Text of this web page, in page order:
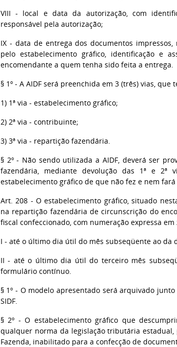
VIII - local e data da autorização, com
responsável pela autorização;
IX - data de entrega dos documentos
pelo estabelecimento gráfico, identificação e
encomendante a quem tenha sido feita a entrega.
§ 1º - A AIDF será preenchida em 3 (três) vias,
1) 1ª via - estabelecimento gráfico;
2) 2ª via - contribuinte;
3) 3ª via - repartição fazendária.
§ 2º - Não sendo utilizada a AIDF, deverá ser
fazendária, mediante devolução das 1ª e 2ª
estabelecimento gráfico de que não fez e nem
Art. 208 - O estabelecimento gráfico, situado
na repartição fazendária de circunscrição do
fiscal confeccionado, com numeração expressa
I - até o último dia útil do mês subseqüente ao da
II - até o último dia útil do terceiro mês
formulário contínuo.
§ 1º - O modelo apresentado será arquivado
SIDF.
§ 2º - O estabelecimento gráfico que
qualquer norma da legislação tributária
Fazenda, inabilitado para a confecção de